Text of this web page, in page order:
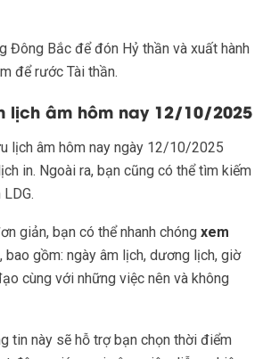
Đông Bắc để đón Hỷ thần và xuất hành
để rước Tài thần.
lịch âm hôm nay 12/10/2025
lịch âm hôm nay ngày 12/10/2025
in. Ngoài ra, bạn cũng có thể tìm kiếm
giản, bạn có thể nhanh chóng xem
gồm: ngày âm lịch, dương lịch, giờ
cùng với những việc nên và không
tin này sẽ hỗ trợ bạn chọn thời điểm